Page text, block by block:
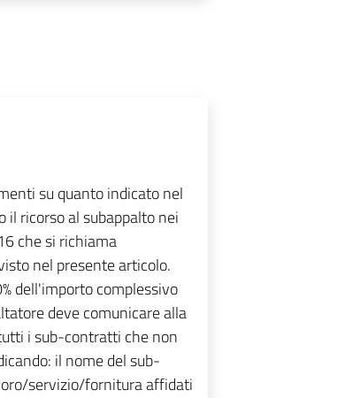
su quanto indicato nel
il ricorso al subappalto nei
che si richiama
nel presente articolo.
dell'importo complessivo
deve comunicare alla
i sub-contratti che non
il nome del sub-
servizio/fornitura affidati